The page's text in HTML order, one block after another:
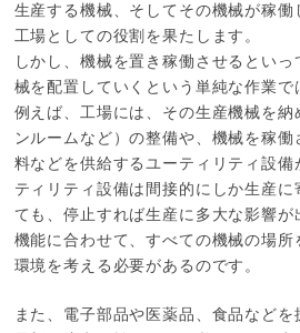
生産する機械、そしてその機械が稼働
工場としての役割を果たします。
しかし、機械を置き稼働させるとい
械を配置していくという単純な作業で
例えば、工場には、その生産機械を
ンルームなど）の整備や、機械を稼
料などを供給するユーティリティ設
ティリティ設備は間接的にしか生産に
ても、停止すれば生産に多大な影響が
機能に合わせて、すべての機械の場所
環境を考える必要があるのです。
また、電子部品や医薬品、食品など